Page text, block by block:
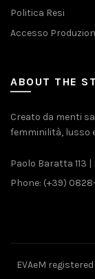
Politica Resi
Accesso
ABOUT THE
Creato da menti
femminilità, lusso
Paolo Baratta 113
Phone: (+39)
EVAeM